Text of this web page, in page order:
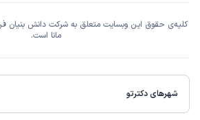
کلیه‌ی حقوق این وبسایت متعلق به شرکت دانش بنیان
مانا است.
شهرهای دکترتو